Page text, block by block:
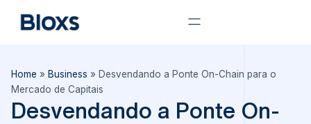
Home » Business » Desvendando a Ponte On-Chain para o
Mercado de Capitais
Desvendando a Ponte On-